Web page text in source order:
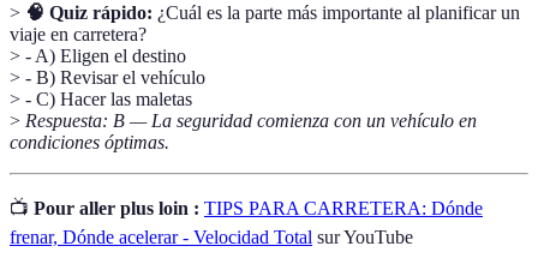
> 🧠 Quiz rápido: ¿Cuál es la parte más importante al planificar un
viaje en carretera?
> - A) Eligen el destino
> - B) Revisar el vehículo
> - C) Hacer las maletas
> Respuesta: B — La seguridad comienza con un vehículo en
condiciones óptimas.
📺 Pour aller plus loin : TIPS PARA CARRETERA: Dónde
frenar, Dónde acelerar - Velocidad Total sur YouTube